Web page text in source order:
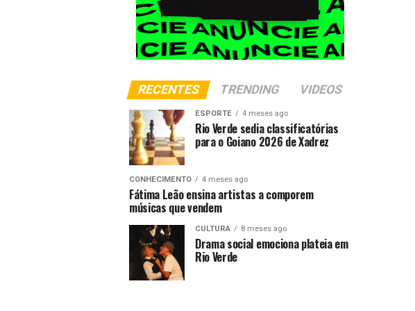
RECENTES TRENDING VIDEOS
ESPORTE 4 meses ago
Rio Verde sedia classificatórias
para o Goiano 2026 de Xadrez
CONHECIMENTO 4 meses ago
Fátima Leão ensina artistas a comporem
músicas que vendem
CULTURA 8 meses ago
Drama social emociona plateia em
Rio Verde